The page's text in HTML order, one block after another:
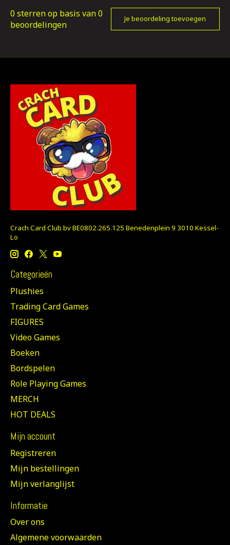
0 sterren op basis van0
beoordelingen
Je beoordeling toevoegen
Crach Card Club bv BE0802.265.125 Benedenplein 9 3010 Kessel-
Lo
Categorieën
Plushies
Trading Card Games
FIGURES
Video Games
Boeken
Bordspelen
Role Playing Games
MERCH
HOT DEALS
Mijn account
Registreren
Mijn bestellingen
Mijn verlanglijst
Informatie
Over ons
Algemene voorwaarden